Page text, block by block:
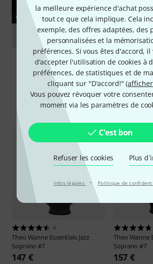
la meilleure expérience d'achat
tout ce que cela implique. Cela
exemple, des offres adaptées, des
personnalisées et la
préférences. Si vous êtes d'accord,
d'accepter l'utilisation de cookies à
préférences, de statistiques et de
cliquant sur "D'accord!" (
Vous pouvez révoquer votre
moment via les paramètres de
C'est bon
Refuser les cookies Plus
Infos légales · Politique de
GUIDES
Becs pour bois
Comparez les
4
Theo Wanne Essentials Jazz
Soprano #7
147 €
Theo Wanne
Soprano #7
157 €